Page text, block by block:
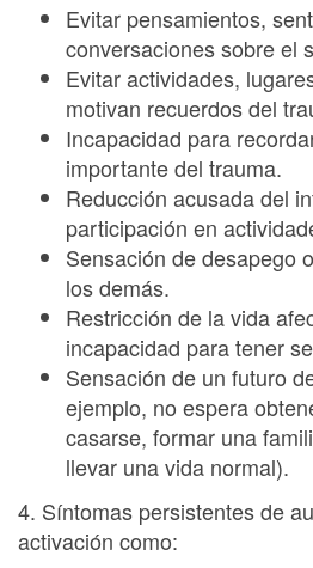
Evitar pensamientos,
conversaciones sobre el
Evitar actividades,
motivan recuerdos del
Incapacidad para
importante del trauma.
Reducción acusada del
participación en
Sensación de desapego
los demás.
Restricción de la vida
incapacidad para tener
Sensación de un futuro
ejemplo, no espera
casarse, formar una
llevar una vida normal).
4. Síntomas persistentes de
activación como: